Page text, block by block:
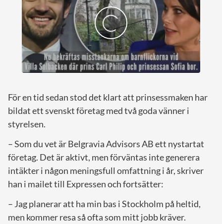
För en tid sedan stod det klart att prinsessmaken har
bildat ett svenskt företag med två goda vänner i
styrelsen.
– Som du vet är Belgravia Advisors AB ett nystartat
företag. Det är aktivt, men förväntas inte generera
intäkter i någon meningsfull omfattning i år, skriver
han i mailet till Expressen och fortsätter:
– Jag planerar att ha min bas i Stockholm på heltid,
men kommer resa så ofta som mitt jobb kräver.